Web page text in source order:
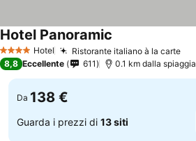
4 Stelle Hotel Ristorante italiano à la carte
Hotel Panoramic
8,8 Eccellente 611 0.1 km dalla spiaggia
Da 138 €
Guarda i prezzi di 13 siti